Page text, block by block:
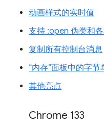
动画样式的实时值
支持 :open 伪类和
复制所有控制台消息
“内存”面板中的字节
其他亮点
Chrome 133